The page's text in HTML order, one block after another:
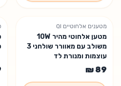
מטענים אלחוטיים QI
מטען אלחוטי מהיר 10W
משולב עם מאוורר שולחני 3
עוצמות ומנורת לד